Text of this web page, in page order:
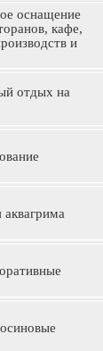
оснащение
кафе,
и
отдых на
аквагрима